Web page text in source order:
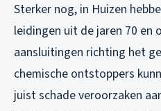
Sterker nog, in Huizen
leidingen uit de jaren 70 en
aansluitingen richting het
chemische ontstoppers
juist schade veroorzaken